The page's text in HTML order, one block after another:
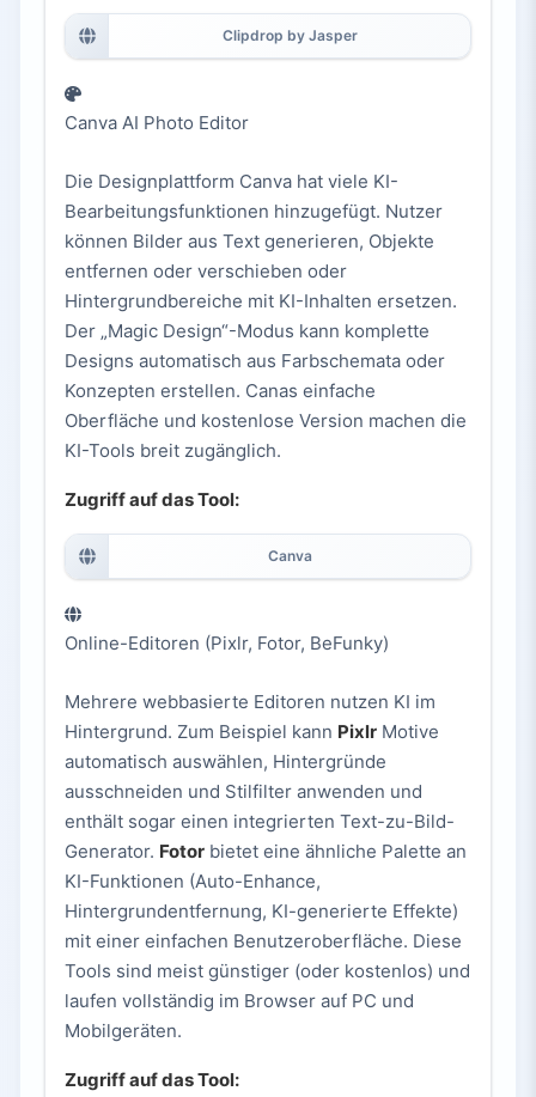
Clipdrop by Jasper
Canva AI Photo Editor
Die Designplattform Canva hat viele KI-
Bearbeitungsfunktionen hinzugefügt. Nutzer
können Bilder aus Text generieren, Objekte
entfernen oder verschieben oder
Hintergrundbereiche mit KI-Inhalten ersetzen.
Der „Magic Design“-Modus kann komplette
Designs automatisch aus Farbschemata oder
Konzepten erstellen. Canas einfache
Oberfläche und kostenlose Version machen die
KI-Tools breit zugänglich.
Zugriff auf das Tool:
Canva
Online-Editoren (Pixlr, Fotor, BeFunky)
Mehrere webbasierte Editoren nutzen KI im
Hintergrund. Zum Beispiel kann Pixlr Motive
automatisch auswählen, Hintergründe
ausschneiden und Stilfilter anwenden und
enthält sogar einen integrierten Text-zu-Bild-
Generator. Fotor bietet eine ähnliche Palette an
KI-Funktionen (Auto-Enhance,
Hintergrundentfernung, KI-generierte Effekte)
mit einer einfachen Benutzeroberfläche. Diese
Tools sind meist günstiger (oder kostenlos) und
laufen vollständig im Browser auf PC und
Mobilgeräten.
Zugriff auf das Tool: